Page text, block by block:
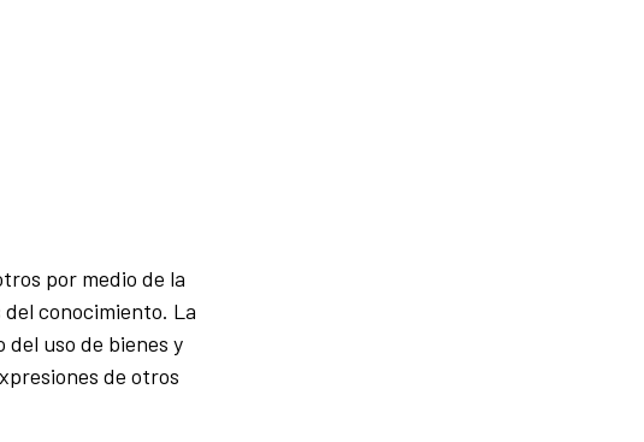
por medio de la
conocimiento. La
uso de bienes y
de otros